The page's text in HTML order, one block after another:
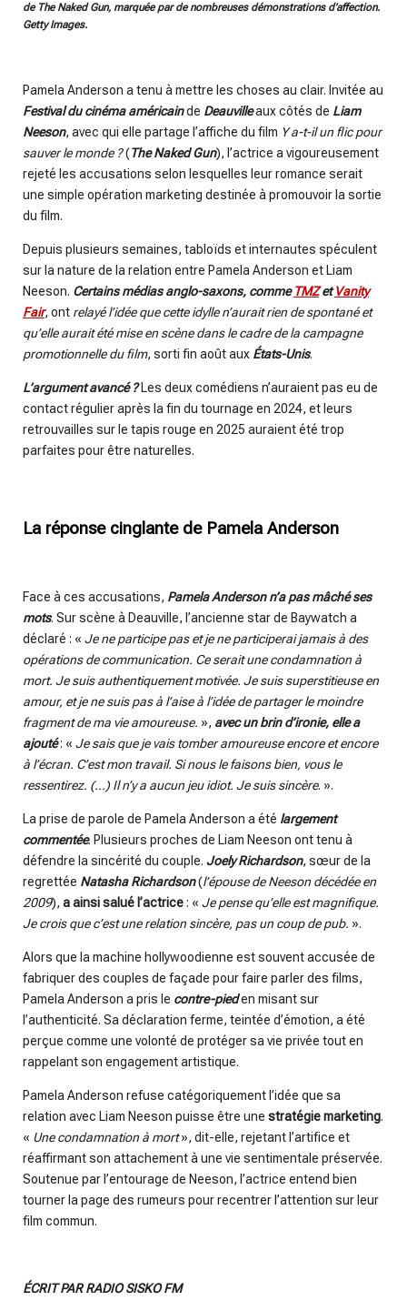
de The Naked Gun, marquée par de nombreuses démonstrations d’affection.
Getty Images.
Pamela Anderson a tenu à mettre les choses au clair. Invitée au
Festival du cinéma américainde Deauvilleaux côtés de Liam
Neeson, avec qui elle partage l’affiche du film Y a-t-il un flic pour
sauver le monde ?(The Naked Gun), l’actrice a vigoureusement
rejeté les accusations selon lesquelles leur romance serait
une simple opération marketing destinée à promouvoir la sortie
du film.
Depuis plusieurs semaines, tabloïds et internautes spéculent
sur la nature de la relation entre Pamela Anderson et Liam
Neeson. Certains médias anglo-saxons, commeTMZetVanity
Fair, ont relayé l’idée que cette idylle n’aurait rien de spontané et
qu’elle aurait été mise en scène dans le cadre de la campagne
promotionnelle du film, sorti fin août aux États-Unis.
L’argument avancé ?Les deux comédiens n’auraient pas eu de
contact régulier après la fin du tournage en 2024, et leurs
retrouvailles sur le tapis rouge en 2025 auraient été trop
parfaites pour être naturelles.
La réponse cinglante de Pamela Anderson
Face à ces accusations, Pamela Anderson n’a pas mâché ses
mots. Sur scène à Deauville, l’ancienne star de Baywatch a
déclaré : « Je ne participe pas et je ne participerai jamais à des
opérations de communication. Ce serait une condamnation à
mort. Je suis authentiquement motivée. Je suis superstitieuse en
amour, et je ne suis pas à l’aise à l’idée de partager le moindre
fragment de ma vie amoureuse. », avec un brin d’ironie, elle a
ajouté: « Je sais que je vais tomber amoureuse encore et encore
à l’écran. C’est mon travail. Si nous le faisons bien, vous le
ressentirez. (…) Il n’y a aucun jeu idiot. Je suis sincère. ».
La prise de parole de Pamela Anderson a été largement
commentée. Plusieurs proches de Liam Neeson ont tenu à
défendre la sincérité du couple. Joely Richardson, sœur de la
regrettée Natasha Richardson(l’épouse de Neeson décédée en
2009), a ainsi salué l’actrice: « Je pense qu’elle est magnifique.
Je crois que c’est une relation sincère, pas un coup de pub. ».
Alors que la machine hollywoodienne est souvent accusée de
fabriquer des couples de façade pour faire parler des films,
Pamela Anderson a pris le contre-pieden misant sur
l’authenticité. Sa déclaration ferme, teintée d’émotion, a été
perçue comme une volonté de protéger sa vie privée tout en
rappelant son engagement artistique.
Pamela Anderson refuse catégoriquement l’idée que sa
relation avec Liam Neeson puisse être une stratégie marketing.
« Une condamnation à mort», dit-elle, rejetant l’artifice et
réaffirmant son attachement à une vie sentimentale préservée.
Soutenue par l’entourage de Neeson, l’actrice entend bien
tourner la page des rumeurs pour recentrer l’attention sur leur
film commun.
ÉCRIT PAR RADIO SISKO FM